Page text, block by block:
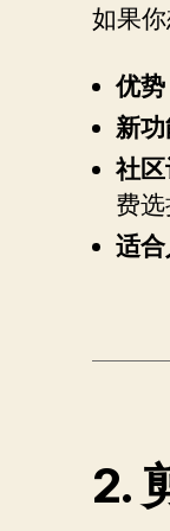
如果
优
新
社
费
适
2.